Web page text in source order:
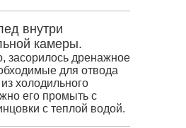
внутри
камеры.
засорилось дренажное
для отвода
холодильного
его промыть с
с теплой водой.